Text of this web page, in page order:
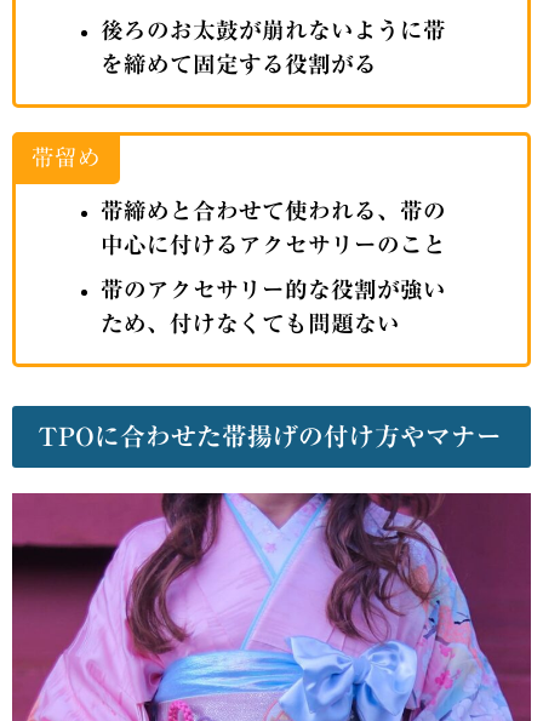
後ろのお太鼓が崩れないように帯
を締めて固定する役割がる
帯留め
帯締めと合わせて使われる、帯の
中心に付けるアクセサリーのこと
帯のアクセサリー的な役割が強い
ため、付けなくても問題ない
TPOに合わせた帯揚げの付け方やマナー